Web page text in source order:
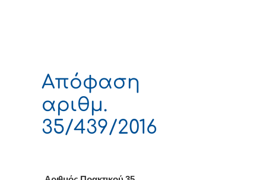
Απόφαση
αριθμ.
35/439/2016